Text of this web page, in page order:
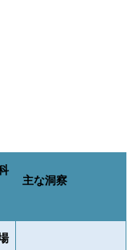
主な洞察